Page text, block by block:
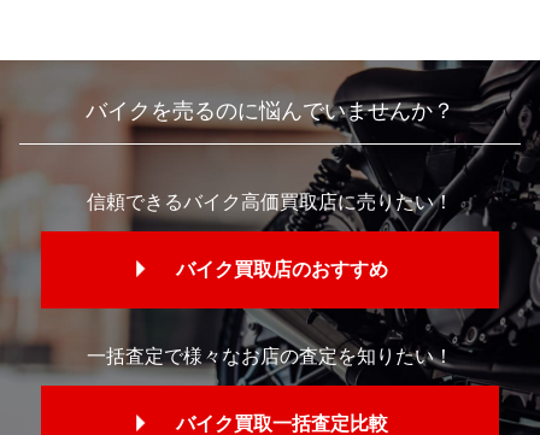
バイクを売るのに悩んでいませんか？
信頼できるバイク高価買取店に売りたい！
バイク買取店のおすすめ
一括査定で様々なお店の査定を知りたい！
バイク買取一括査定比較